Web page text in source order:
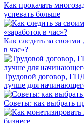
Как прокачать
успевать больше
Как следить за своими
в час»?
Трудовой договор,
лучше для
Советы: как выбрать